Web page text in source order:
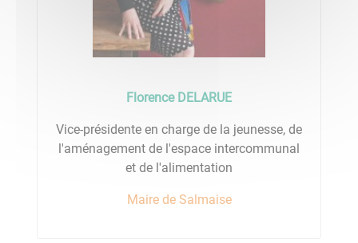
Florence DELARUE
Vice-présidente en charge de la jeunesse, de
l'aménagement de l'espace intercommunal
et de l'alimentation
Maire de Salmaise